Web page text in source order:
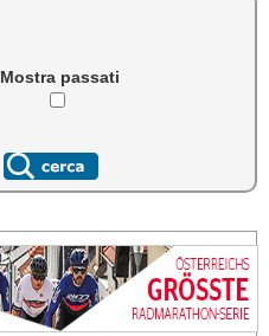
Mostra passati